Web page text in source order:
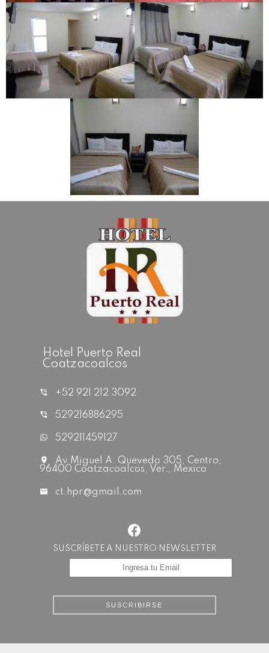
Hotel Puerto Real
Coatzacoalcos
+52 921 212 3092
529216886295
529211459127
Av Miguel A. Quevedo 305, Centro,
96400 Coatzacoalcos, Ver., Mexico
ct.hpr@gmail.com
SUSCRÍBETE A NUESTRO NEWSLETTER
SUSCRIBIRSE